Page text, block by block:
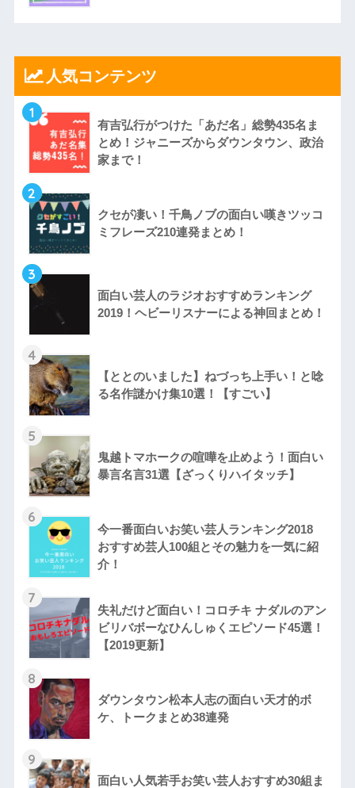
人気コンテンツ
1
有吉弘行がつけた「あだ名」総勢435名ま
とめ！ジャニーズからダウンタウン、政治
家まで！
2
クセが凄い！千鳥ノブの面白い嘆きツッコ
ミフレーズ210連発まとめ！
3
面白い芸人のラジオおすすめランキング
2019！ヘビーリスナーによる神回まとめ！
4
【ととのいました】ねづっち上手い！と唸
る名作謎かけ集10選！【すごい】
5
鬼越トマホークの喧嘩を止めよう！面白い
暴言名言31選【ざっくりハイタッチ】
6
今一番面白いお笑い芸人ランキング2018
おすすめ芸人100組とその魅力を一気に紹
介！
7
失礼だけど面白い！コロチキ ナダルのアン
ビリバボーなひんしゅくエピソード45選！
【2019更新】
8
ダウンタウン松本人志の面白い天才的ボ
ケ、トークまとめ38連発
9
面白い人気若手お笑い芸人おすすめ30組ま